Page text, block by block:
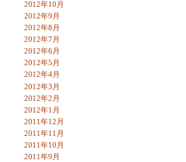
2012年10月
2012年9月
2012年8月
2012年7月
2012年6月
2012年5月
2012年4月
2012年3月
2012年2月
2012年1月
2011年12月
2011年11月
2011年10月
2011年9月